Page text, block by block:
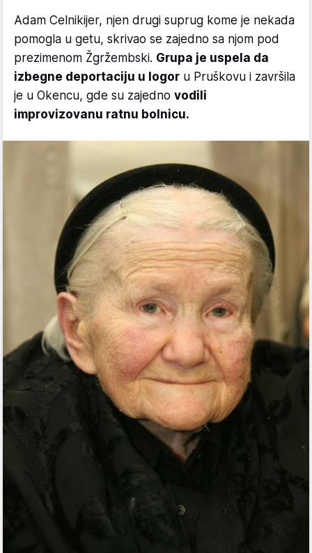
Adam Celnikijer, njen drugi suprug kome je nekada
pomogla u getu, skrivao se zajedno sa njom pod
prezimenom Žgržembski. Grupa je uspela da
izbegne deportaciju u logor u Pruškovu i završila
je u Okencu, gde su zajedno vodili
improvizovanu ratnu bolnicu.